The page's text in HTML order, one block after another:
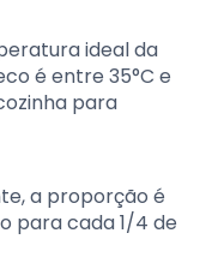
ideal da
é entre 35°C e
para
a proporção é
para cada 1/4 de